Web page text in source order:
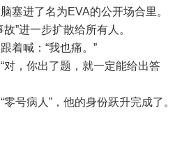
塞进了名为EVA的公开场合里。
”进一步扩散给所有人。
着喊：“我也痛。”
对，你出了题，就一定能给出答
号病人”，他的身份跃升完成了。